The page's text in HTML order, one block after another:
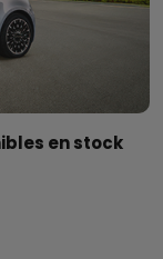
en stock